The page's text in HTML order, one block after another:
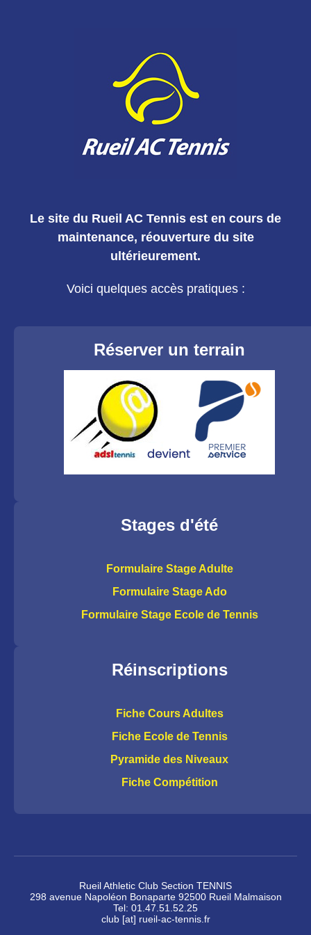
Le site du Rueil AC Tennis est en cours de
maintenance, réouverture du site
ultérieurement.
Voici quelques accès pratiques :
Réserver un terrain
Stages d'été
Formulaire Stage Adulte
Formulaire Stage Ado
Formulaire Stage Ecole de Tennis
Réinscriptions
Fiche Cours Adultes
Fiche Ecole de Tennis
Pyramide des Niveaux
Fiche Compétition
Rueil Athletic Club Section TENNIS
298 avenue Napoléon Bonaparte 92500 Rueil Malmaison
Tel: 01.47.51.52.25
club [at] rueil-ac-tennis.fr